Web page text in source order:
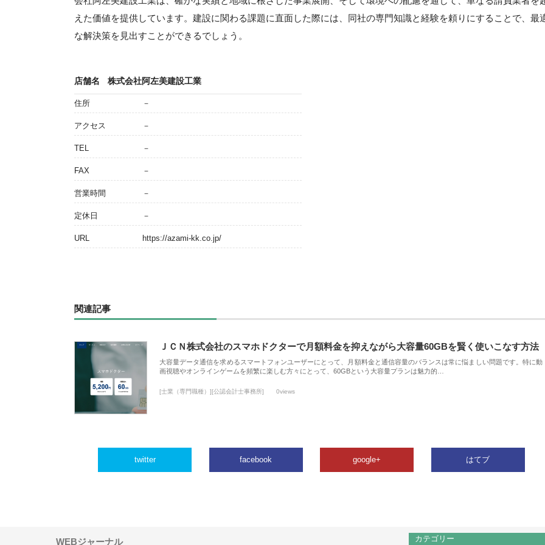
えた価値を提供しています。建設に関わる課題に直面した際には、同社の専門知識と経験を頼りにすることで、最
な解決策を見出すことができるでしょう。
店舗名 株式会社阿左美建設工業
住所 －
アクセス －
TEL －
FAX －
営業時間 －
定休日 －
URL https://azami-kk.co.jp/
関連記事
ＪＣＮ株式会社のスマホドクターで月額料金を抑えながら大容量60GBを賢く使いこなす方法
大容量データ通信を求めるスマートフォンユーザーにとって、月額料金と通信容量のバランスは常に悩ましい問題です。特に動
画視聴やオンラインゲームを頻繁に楽しむ方々にとって、60GBという大容量プランは魅力的…
[士業（専門職種）][公認会計士事務所] 0views
twitter facebook google+ はてブ
WEBジャーナル カテゴリー